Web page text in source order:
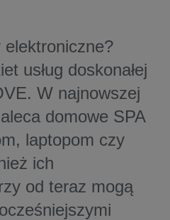
usług doskonałej
W najnowszej
domowe SPA
laptopom czy
ich
od teraz mogą